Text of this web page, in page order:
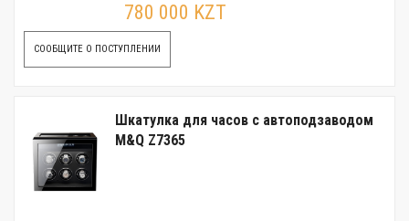
780 000 KZT
СООБЩИТЕ О ПОСТУПЛЕНИИ
Шкатулка для часов с автоподзаводом
M&Q Z7365